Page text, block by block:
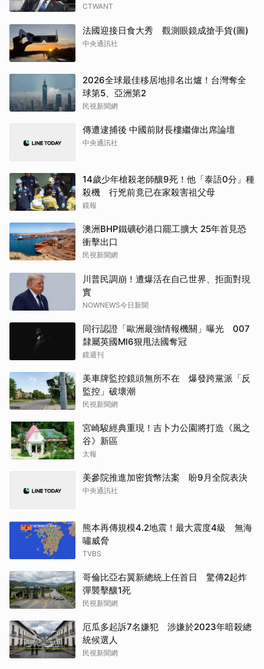
CTWANT
法國迎接日食大秀 觀測眼鏡成搶手貨(圖)
中央通訊社
2026全球最佳移居地排名出爐！台灣奪全
球第5、亞洲第2
民視新聞網
傳遭逮捕後 中國前財長樓繼偉出席論壇
中央通訊社
14歲少年槍殺老師釀9死！他「泰語0分」種
殺機 行兇前竟已在家殺害祖父母
鏡報
澳洲BHP鐵礦砂港口罷工擴大 25年首見恐
衝擊出口
民視新聞網
川普民調崩！遭爆活在自己世界、拒面對現
實
NOWNEWS今日新聞
同行認證「歐洲最強情報機關」曝光 007
隸屬英國MI6狠甩法國奪冠
鏡週刊
美車牌監控鏡頭無所不在 爆發跨黨派「反
監控」破壞潮
民視新聞網
宮崎駿經典重現！吉卜力公園將打造《風之
谷》新區
太報
美參院推進加密貨幣法案 盼9月全院表決
中央通訊社
熊本再傳規模4.2地震！最大震度4級 無海
嘯威脅
TVBS
哥倫比亞右翼新總統上任首日 驚傳2起炸
彈襲擊釀1死
民視新聞網
厄瓜多起訴7名嫌犯 涉嫌於2023年暗殺總
統候選人
民視新聞網